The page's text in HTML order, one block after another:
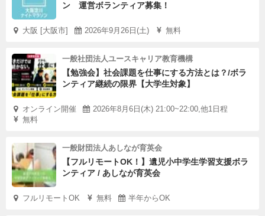
ン 運営ボランティア募集！
大阪 [大阪市] 2026年9月26日(土) 無料
一般社団法人ユースキャリア教育機構
【勉強会】社会課題を仕事にする方法とは？/ボラ
ンティア継続の限界【大学生対象】
オンライン開催
2026年8月6日(木) 21:00~22:00,他1日程
無料
一般財団法人あしなが育英会
【フルリモートOK！】遺児小中学生学習支援ボラ
ンティア / あしなが育英会
フルリモートOK 無料 半年からOK